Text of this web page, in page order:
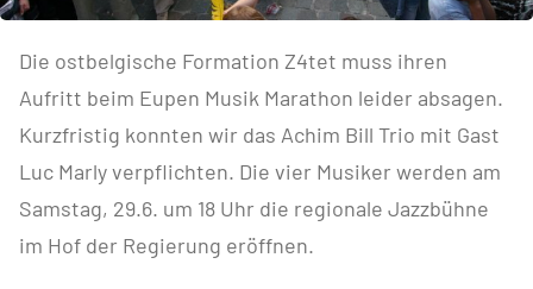
Die ostbelgische Formation Z4tet muss ihren
Aufritt beim Eupen Musik Marathon leider absagen.
Kurzfristig konnten wir das Achim Bill Trio mit Gast
Luc Marly verpflichten. Die vier Musiker werden am
Samstag, 29.6. um 18 Uhr die regionale Jazzbühne
im Hof der Regierung eröffnen.